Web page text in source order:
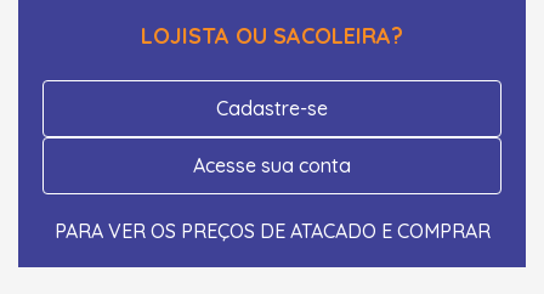
LOJISTA OU SACOLEIRA?
Cadastre-se
Acesse sua conta
PARA VER OS PREÇOS DE ATACADO E COMPRAR